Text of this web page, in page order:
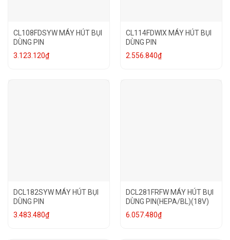
CL108FDSYW MÁY HÚT BỤI
DÙNG PIN
3.123.120₫
CL114FDWIX MÁY HÚT BỤI
DÙNG PIN
2.556.840₫
DCL182SYW MÁY HÚT BỤI
DÙNG PIN
3.483.480₫
DCL281FRFW MÁY HÚT BỤI
DÙNG PIN(HEPA/BL)(18V)
6.057.480₫